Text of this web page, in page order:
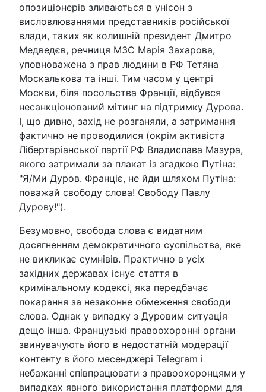
опозиціонерів зливаються в унісон з
висловлюваннями представників російської
влади, таких як колишній президент Дмитро
Медведєв, речниця МЗС Марія Захарова,
уповноважена з прав людини в РФ Тетяна
Москалькова та інші. Тим часом у центрі
Москви, біля посольства Франції, відбувся
несанкціонований мітинг на підтримку Дурова.
І, що дивно, захід не розганяли, а затримання
фактично не проводилися (окрім активіста
Лібертаріанської партії РФ Владислава Мазура,
якого затримали за плакат із згадкою Путіна:
"Я/Ми Дуров. Франціє, не йди шляхом Путіна:
поважай свободу слова! Свободу Павлу
Дурову!").
Безумовно, свобода слова є видатним
досягненням демократичного суспільства, яке
не викликає сумнівів. Практично в усіх
західних державах існує стаття в
кримінальному кодексі, яка передбачає
покарання за незаконне обмеження свободи
слова. Однак у випадку з Дуровим ситуація
дещо інша. Французькі правоохоронні органи
звинувачують його в недостатній модерації
контенту в його месенджері Telegram і
небажанні співпрацювати з правоохоронцями у
випадках явного використання платформи для